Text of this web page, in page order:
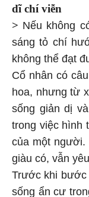
dĩ chí viễn
> Nếu không
sáng tỏ chí
không thể đạt
Cổ nhân có
hoa, nhưng từ
sống giản dị
trong việc hình
của một người.
giàu có, vẫn
Trước khi bước
sống ẩn cư